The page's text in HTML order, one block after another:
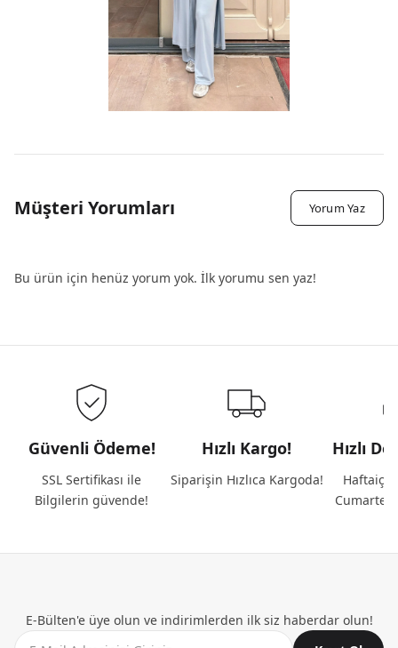
Müşteri Yorumları Yorum Yaz
Bu ürün için henüz yorum yok. İlk yorumu sen yaz!
Güvenli Ödeme!
SSL Sertifikası ile
Bilgilerin güvende!
Hızlı Kargo!
Siparişin Hızlıca Kargoda!
Hızlı
Haftaiçi
E-Bülten'e üye olun ve indirimlerden ilk siz haberdar olun!